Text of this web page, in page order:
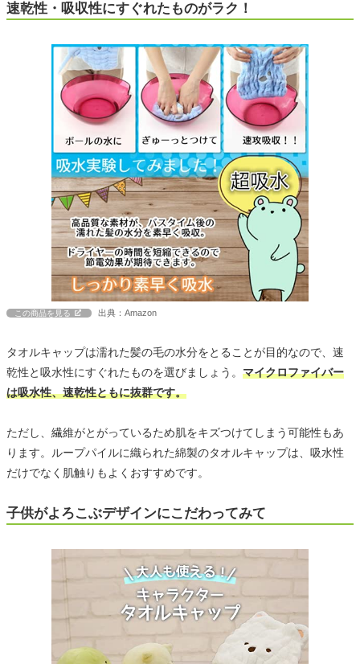
速乾性・吸収性にすぐれたものがラク！
この商品を見る 出典：Amazon
タオルキャップは濡れた髪の毛の水分をとることが目的なので、速
乾性と吸水性にすぐれたものを選びましょう。 マイクロファイバー
は吸水性、速乾性ともに抜群です。
ただし、繊維がとがっているため肌をキズつけてしまう可能性もあ
ります。ループパイルに織られた綿製のタオルキャップは、吸水性
だけでなく肌触りもよくおすすめです。
子供がよろこぶデザインにこだわってみて